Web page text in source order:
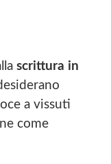
scrittura in
a vissuti
come